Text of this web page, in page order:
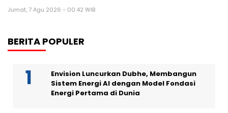
Jumat, 7 Agu 2026 - 00:42 WIB
BERITA POPULER
Envision Luncurkan Dubhe, Membangun
Sistem Energi AI dengan Model Fondasi
Energi Pertama di Dunia